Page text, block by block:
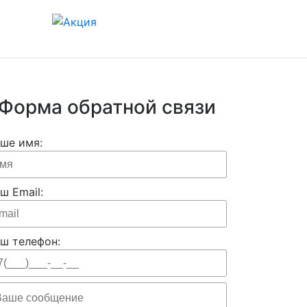
обратной связи
имя:
Email:
телефон: